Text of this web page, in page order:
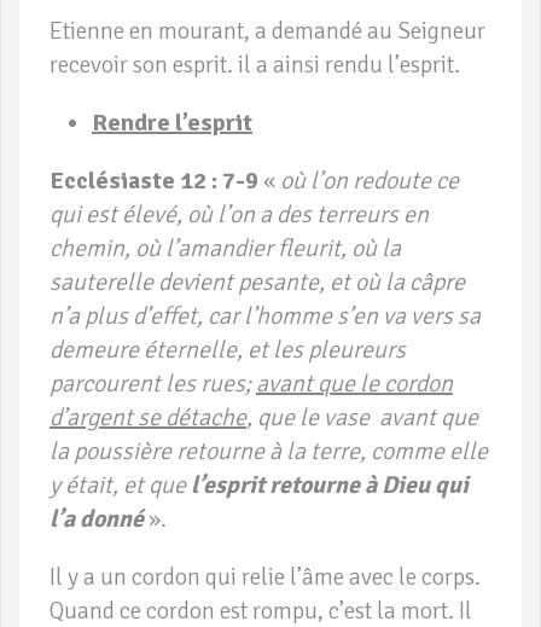
Etienne en mourant, a demandé au Seigneur
recevoir son esprit. il a ainsi rendu l’esprit.
Rendre l’esprit
Ecclésiaste 12 : 7-9 « où l’on redoute ce
qui est élevé, où l’on a des terreurs en
chemin, où l’amandier fleurit, où la
sauterelle devient pesante, et où la câpre
n’a plus d’effet, car l’homme s’en va vers sa
demeure éternelle, et les pleureurs
parcourent les rues;avant que le cordon
d’argent se détache, que le vase avant que
la poussière retourne à la terre, comme elle
y était, et quel’esprit retourne à Dieu qui
l’a donné».
Il y a un cordon qui relie l’âme avec le corps.
Quand ce cordon est rompu, c’est la mort. Il